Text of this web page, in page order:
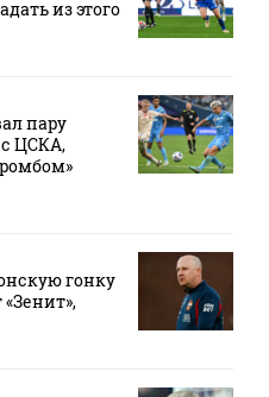
из этого
пару
ЦСКА,
гонку